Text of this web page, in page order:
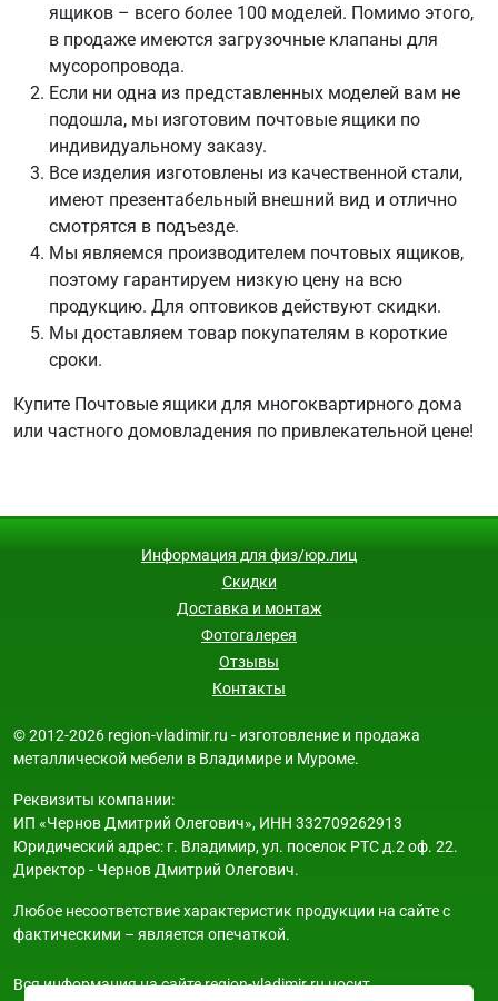
ящиков – всего более 100 моделей. Помимо этого,
в продаже имеются загрузочные клапаны для
мусоропровода.
Если ни одна из представленных моделей вам не
подошла, мы изготовим почтовые ящики по
индивидуальному заказу.
Все изделия изготовлены из качественной стали,
имеют презентабельный внешний вид и отлично
смотрятся в подъезде.
Мы являемся производителем почтовых ящиков,
поэтому гарантируем низкую цену на всю
продукцию. Для оптовиков действуют скидки.
Мы доставляем товар покупателям в короткие
сроки.
Купите Почтовые ящики для многоквартирного дома
или частного домовладения по привлекательной цене!
Информация для физ/юр.лиц
Скидки
Доставка и монтаж
Фотогалерея
Отзывы
Контакты
© 2012-2026 region-vladimir.ru - изготовление и продажа
металлической мебели в Владимире и Муроме.
Реквизиты компании:
ИП «Чернов Дмитрий Олегович», ИНН 332709262913
Юридический адрес: г. Владимир, ул. поселок РТС д.2 оф. 22.
Директор - Чернов Дмитрий Олегович.
Любое несоответствие характеристик продукции на сайте с
фактическими – является опечаткой.
Вся информация на сайте region-vladimir.ru носит